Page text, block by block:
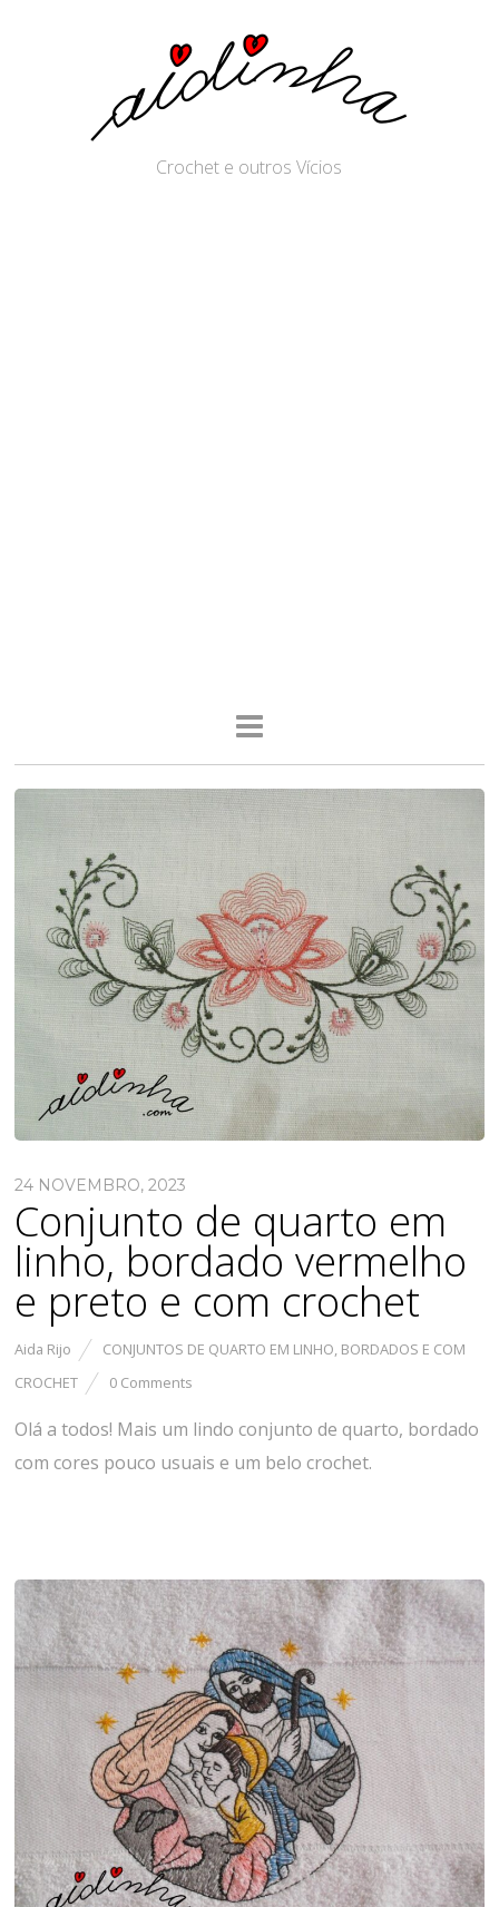
Crochet e outros Vícios
24 NOVEMBRO, 2023
Conjunto de quarto em
linho, bordado vermelho
e preto e com crochet
Aida Rijo
CONJUNTOS DE QUARTO EM LINHO, BORDADOS E COM
CROCHET
0 Comments
Olá a todos! Mais um lindo conjunto de quarto, bordado
com cores pouco usuais e um belo crochet.